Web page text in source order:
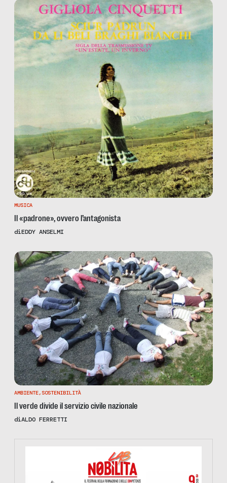
MUSICA
Il «padrone», ovvero l’antagonista
diEDDY ANSELMI
AMBIENTE, SOSTENIBILITÀ
Il verde divide il servizio civile nazionale
diALDO FERRETTI
https://www.nobilitafestival.com